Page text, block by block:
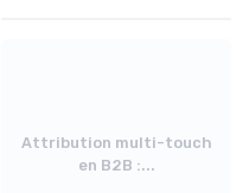
Attribution multi-touch
en B2B :...